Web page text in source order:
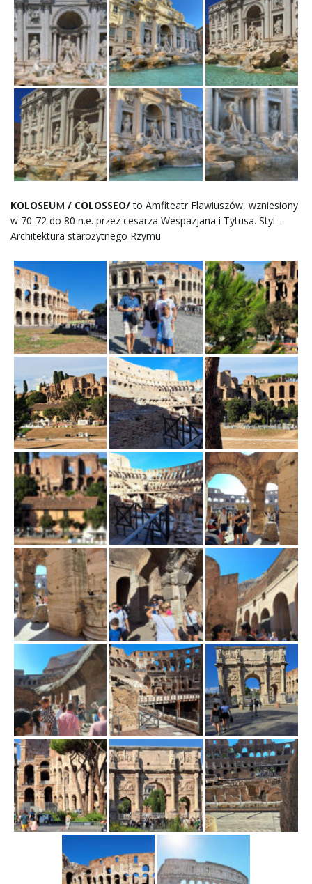
KOLOSEUM / COLOSSEO/to Amfiteatr Flawiuszów, wzniesiony
w 70-72 do 80 n.e. przez cesarza Wespazjana i Tytusa. Styl –
Architektura starożytnego Rzymu